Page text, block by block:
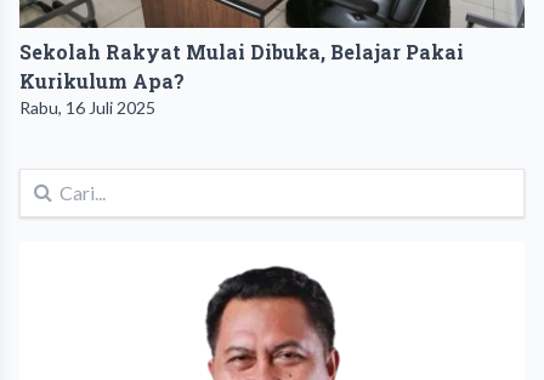
Sekolah Rakyat Mulai Dibuka, Belajar Pakai
Kurikulum Apa?
Rabu, 16 Juli 2025